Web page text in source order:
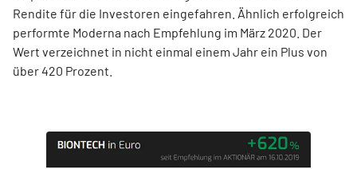
Rendite für die Investoren eingefahren. Ähnlich erfolgreich
performte Moderna nach Empfehlung im März 2020. Der
Wert verzeichnet in nicht einmal einem Jahr ein Plus von
über 420 Prozent.